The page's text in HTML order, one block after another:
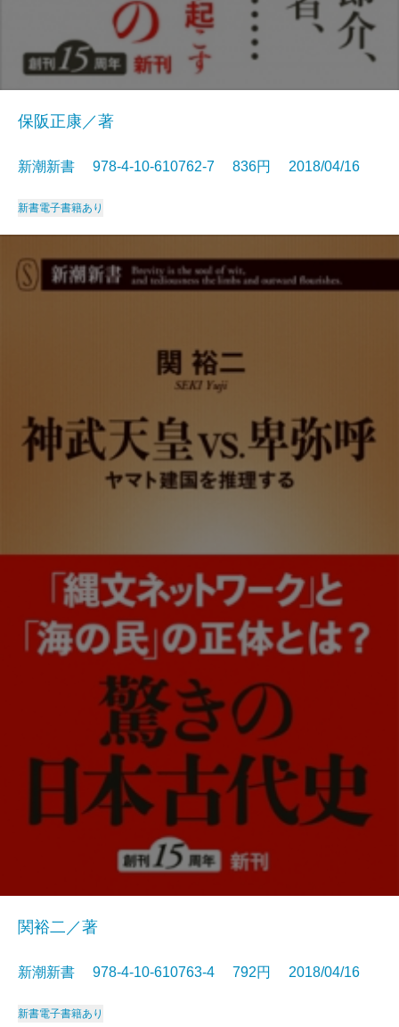
保阪正康／著
新潮新書 978-4-10-610762-7 836円 2018/04/16
新書電子書籍あり
関裕二／著
新潮新書 978-4-10-610763-4 792円 2018/04/16
新書電子書籍あり